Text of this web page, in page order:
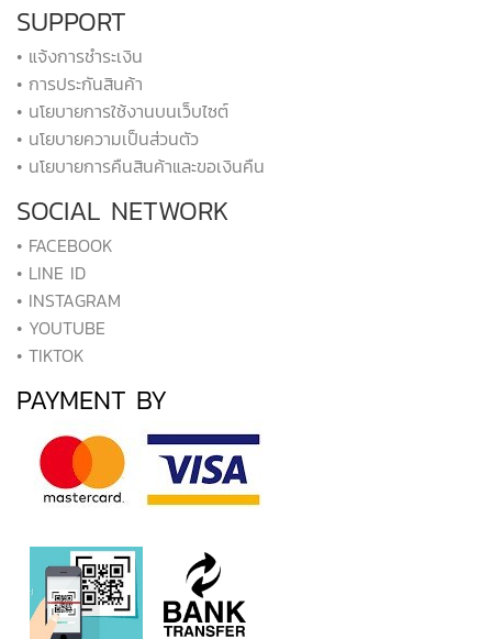
SUPPORT
• แจ้งการชำระเงิน
• การประกันสินค้า
• นโยบายการใช้งานบนเว็บไซต์
• นโยบายความเป็นส่วนตัว
• นโยบายการคืนสินค้าและขอเงินคืน
SOCIAL NETWORK
• FACEBOOK
• LINE ID
• INSTAGRAM
• YOUTUBE
• TIKTOK
PAYMENT BY